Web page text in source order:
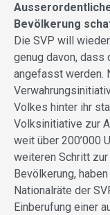
Bevölkerung
Die SVP will
genug davon, dass
angefasst werden.
Volkes hinter ihr
Volksinitiative zur
weit über 200’000
weiteren Schritt
Bevölkerung,
Nationalräte der
Einberufung einer